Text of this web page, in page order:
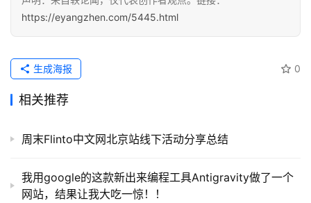
https://eyangzhen.com/5445.html
0
生成海报
相关推荐
周末Flinto中文网北京站线下活动分享总结
我用google的这款新出来编程工具Antigravity做了一个
网站，结果让我大吃一惊！！